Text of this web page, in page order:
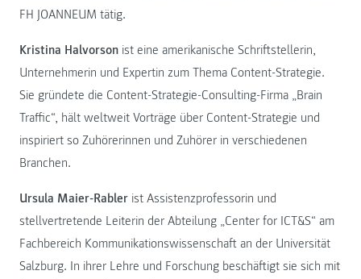
FH JOANNEUM tätig.
Kristina Halvorson ist eine amerikanische Schriftstellerin,
Unternehmerin und Expertin zum Thema Content-Strategie.
Sie gründete die Content-Strategie-Consulting-Firma „Brain
Traffic“, hält weltweit Vorträge über Content-Strategie und
inspiriert so Zuhörerinnen und Zuhörer in verschiedenen
Branchen.
Ursula Maier-Rabler ist Assistenzprofessorin und
stellvertretende Leiterin der Abteilung „Center for ICT&S“ am
Fachbereich Kommunikationswissenschaft an der Universität
Salzburg. In ihrer Lehre und Forschung beschäftigt sie sich mit